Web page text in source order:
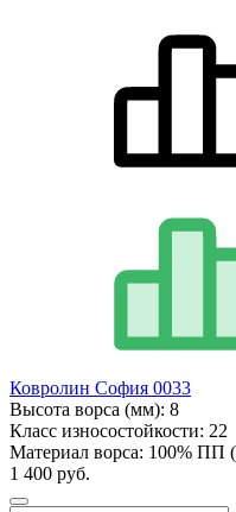
Ковролин София 0033
Высота ворса (мм): 8
Класс износостойкости: 22
Материал ворса: 100% ПП
1 400 руб.